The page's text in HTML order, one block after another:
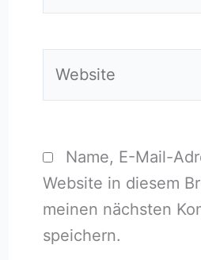
Name, E-Mail-
Website in diesem
meinen nächsten
speichern.